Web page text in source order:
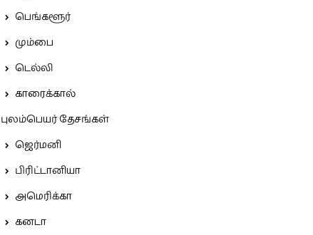
பெங்களூர்
மும்பை
டெல்லி
காரைக்கால்
புலம்பெயர் தேசங்கள்
ஜெர்மனி
பிரிட்டானியா
அமெரிக்கா
கனடா